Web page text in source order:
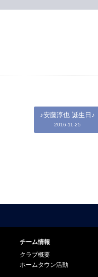
♪安藤淳也 誕生日♪
2016-11-25
チーム情報
クラブ概要
ホームタウン活動